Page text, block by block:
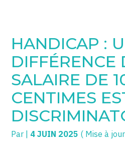
SOGECC – Noisy
SOGECC – République
SOGECC – Turbigo
COMMERÇANTS
GROUPE
SCI / LMNP
PROFESSIONS LIBÉRALES
HOLDING
Gérer votre quotidien
Piloter votre entreprise
Développer votre entreprise
Construire votre patrimoine
Être prêt pour la facturation
HANDICAP :
DIFFÉRENCE
SALAIRE DE
CENTIMES
Par 4 JUIN 2025 ( Mise à